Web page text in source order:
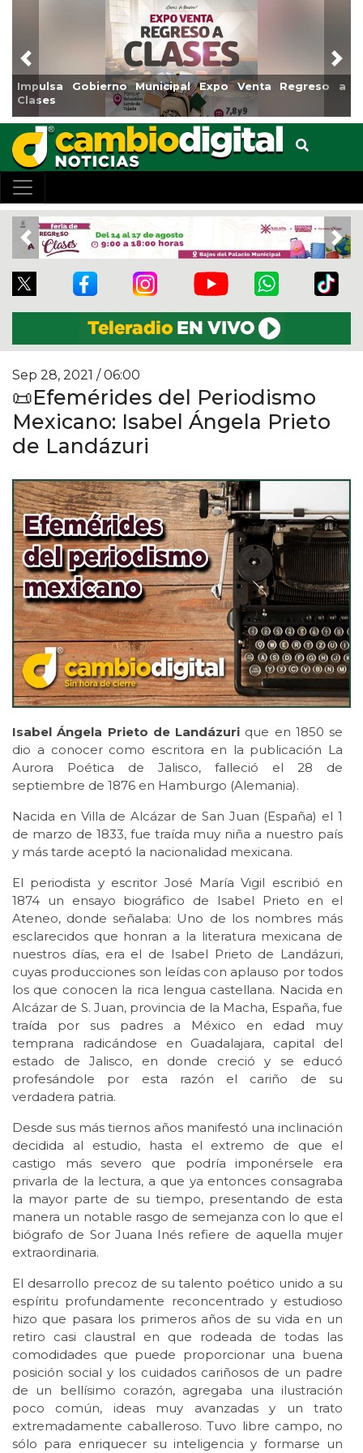
Regreso a
Reabrirá Coatzacoalcos la Alberca
Centro
Previous
Previous
Sep 28, 2021 / 06:00
📜Efemérides del Periodismo
Mexicano: Isabel Ángela Prieto
de Landázuri
Isabel Ángela Prieto de Landázuri que en 1850 se
dio a conocer como escritora en la publicación La
Aurora Poética de Jalisco, falleció el 28 de
septiembre de 1876 en Hamburgo (Alemania).
Nacida en Villa de Alcázar de San Juan (España) el 1
de marzo de 1833, fue traída muy niña a nuestro país
y más tarde aceptó la nacionalidad mexicana.
El periodista y escritor José María Vigil escribió en
1874 un ensayo biográfico de Isabel Prieto en el
Ateneo, donde señalaba: Uno de los nombres más
esclarecidos que honran a la literatura mexicana de
nuestros días, era el de Isabel Prieto de Landázuri,
cuyas producciones son leídas con aplauso por todos
los que conocen la rica lengua castellana. Nacida en
Alcázar de S. Juan, provincia de la Macha, España, fue
traída por sus padres a México en edad muy
temprana radicándose en Guadalajara, capital del
estado de Jalisco, en donde creció y se educó
profesándole por esta razón el cariño de su
verdadera patria.
Desde sus más tiernos años manifestó una inclinación
decidida al estudio, hasta el extremo de que el
castigo más severo que podría imponérsele era
privarla de la lectura, a que ya entonces consagraba
la mayor parte de su tiempo, presentando de esta
manera un notable rasgo de semejanza con lo que el
biógrafo de Sor Juana Inés refiere de aquella mujer
extraordinaria.
El desarrollo precoz de su talento poético unido a su
espíritu profundamente reconcentrado y estudioso
hizo que pasara los primeros años de su vida en un
retiro casi claustral en que rodeada de todas las
comodidades que puede proporcionar una buena
posición social y los cuidados cariñosos de un padre
de un bellísimo corazón, agregaba una ilustración
poco común, ideas muy avanzadas y un trato
extremadamente caballeroso. Tuvo libre campo, no
sólo para enriquecer su inteligencia y formarse un